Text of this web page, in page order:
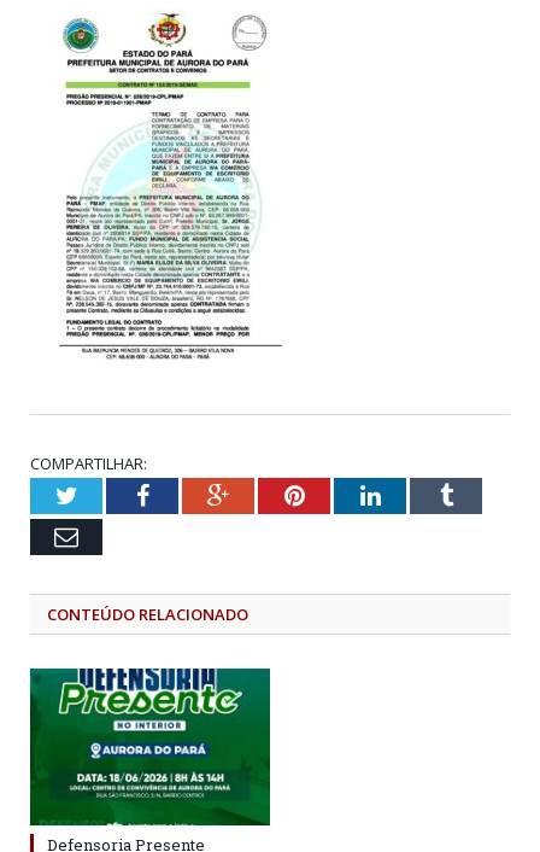
COMPARTILHAR:
TwitterFacebookGoogle+PinterestLinkedInTumblr
Email
CONTEÚDO RELACIONADO
Defensoria Presente